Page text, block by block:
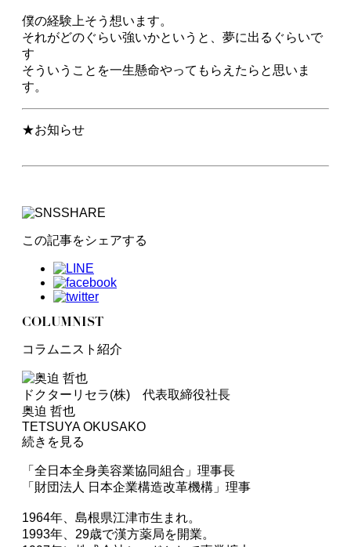
僕の経験上そう想います。
それがどのぐらい強いかというと、夢に出るぐらいで
す
そういうことを一生懸命やってもらえたらと思いま
す。
★お知らせ
この記事をシェアする
COLUMNIST
コラムニスト紹介
ドクターリセラ(株) 代表取締役社長
奥迫 哲也
TETSUYA OKUSAKO
続きを見る
「全日本全身美容業協同組合」理事長
「財団法人 日本企業構造改革機構」理事
1964年、島根県江津市生まれ。
1993年、29歳で漢方薬局を開業。